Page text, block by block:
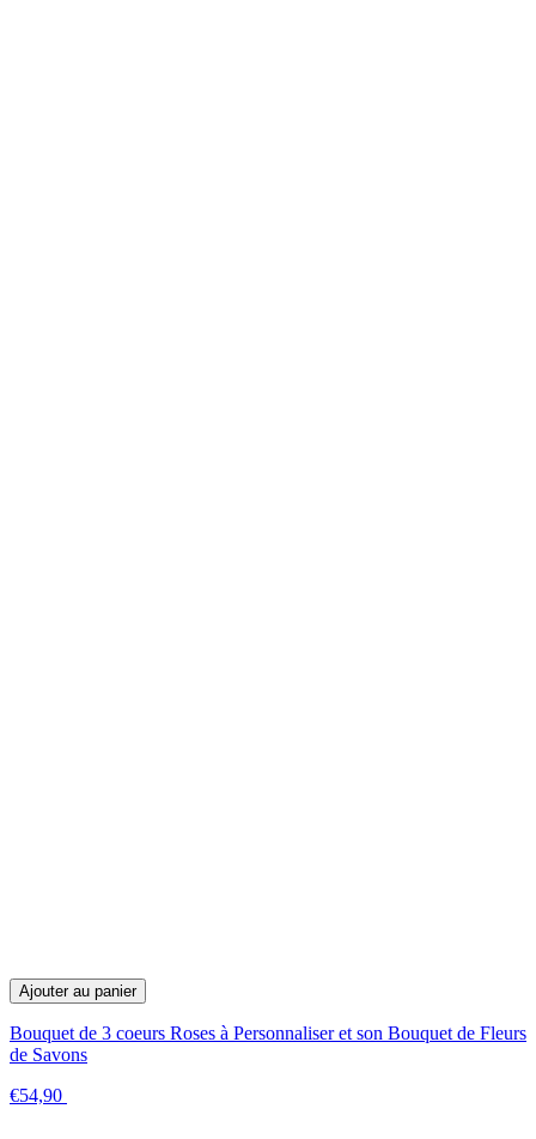
Ajouter au panier
Bouquet de 3 coeurs Roses à Personnaliser et son Bouquet de Fleurs
de Savons
€54,90